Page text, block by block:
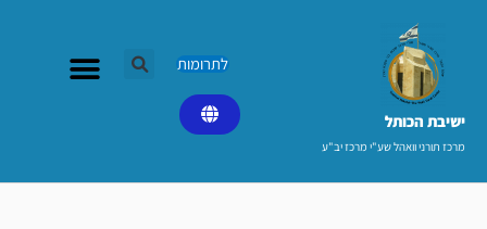
ישיבת הכותל​
מרכז תורני וואהל שע"י מרכז יב"ע
לתרומות